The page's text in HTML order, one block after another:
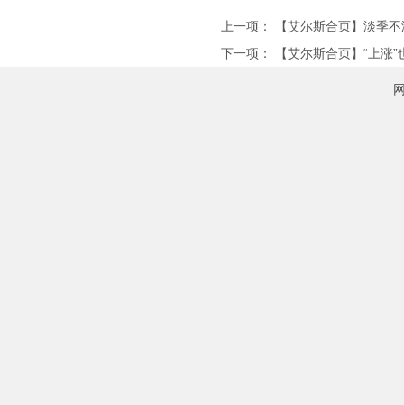
上一项：
【艾尔斯合页】淡季
下一项：
【艾尔斯合页】“上涨